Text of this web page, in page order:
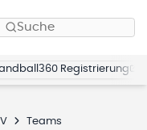
Suche
Registrierung
Teams